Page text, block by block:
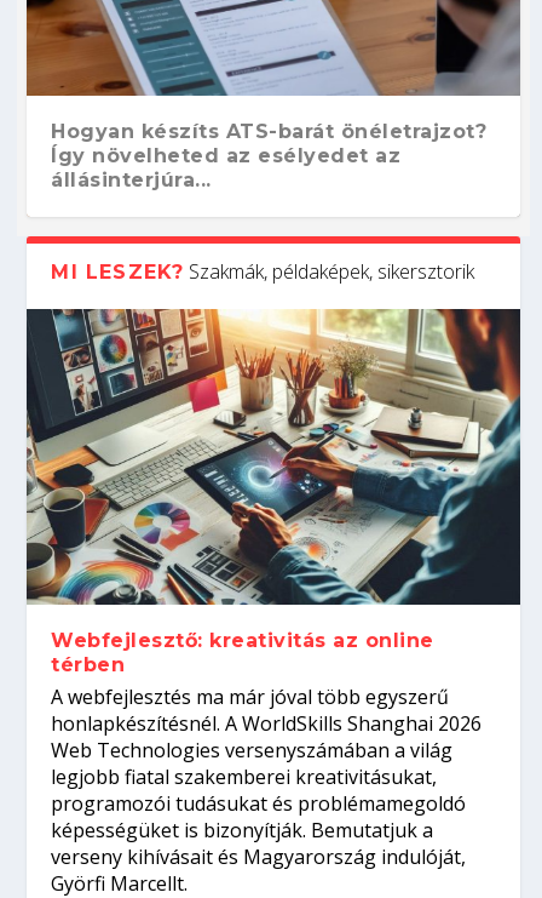
Hogyan készíts ATS-barát önéletrajzot?
Így növelheted az esélyedet az
állásinterjúra...
Kitalálod, mire használják ezeket a
gépeket?
Nem sikerült az egyetemi felvételi?
Tanulj szakmát!
Szoftverfejlesztő: verseny kódban –
amikor néhány sor program dönti el a
világversenyt...
Digitális detox – hogyan kapcsolódj ki
telefon nélkül?
MI LESZEK? Szakmák, példaképek, sikersztorik
Webfejlesztő: kreativitás az online
térben
A webfejlesztés ma már jóval több egyszerű
honlapkészítésnél. A WorldSkills Shanghai 2026
Web Technologies versenyszámában a világ
legjobb fiatal szakemberei kreativitásukat,
programozói tudásukat és problémamegoldó
képességüket is bizonyítják. Bemutatjuk a
verseny kihívásait és Magyarország indulóját,
Györfi Marcellt.